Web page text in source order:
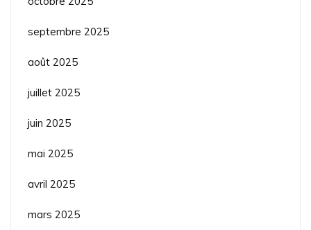
septembre 2025
août 2025
juillet 2025
juin 2025
mai 2025
avril 2025
mars 2025